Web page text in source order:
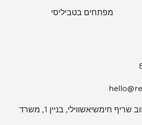
מפתחים בטביליסי
גאורגיה, באטומי, רחוב שריף חימשיאשווילי, בניין 1, משרד